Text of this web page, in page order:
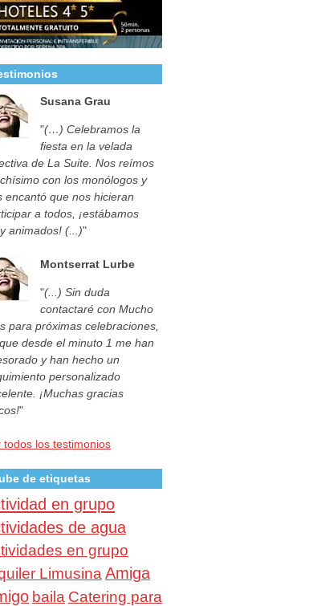
Susana Grau
"(…) Celebramos la
fiesta en la velada
de La Suite. Nos reímos
con los monólogos y
encantó que nos hicieran
a todos, ¡estábamos
animados! (...)"
Montserrat Lurbe
"(...) Sin duda
contactaré con Mucho
para próximas celebraciones,
desde el minuto 1 me han
y han hecho un
personalizado
¡Muchas gracias
"
todos los testimonios
de etiquetas
en grupo
de agua
en grupo
Limusina Amiga
baila Catering para